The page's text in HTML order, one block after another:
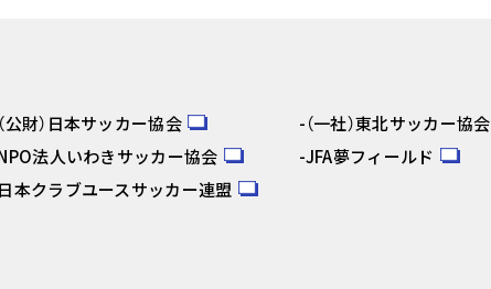
（公財）日本サッカー協会 （一社）東北サッカー協会
法人いわきサッカー協会
JFA夢フィールド
日本クラブユースサッカー連盟